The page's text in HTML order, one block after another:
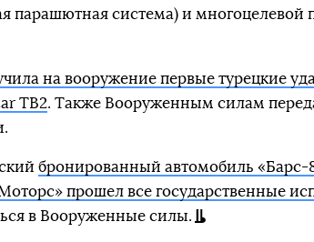
парашютная система) и многоцелевой
на вооружение первые турецкие
TB2. Также Вооруженным силам
бронированный автомобиль «Барс-
прошел все государственные
в Вооруженные силы.